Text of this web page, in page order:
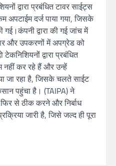
द्वारा प्रबंधित टावर साईट्स
अपटाईम दर्ज पाया गया, जिसके
द्वारा की गई जांच में
और उपकरणों में अपग्रेड को
द्वारा प्रबंधित
कर रहे हैं और उन्हें
जा रहा है, जिसके चलते साईट
पहुंचा है। (TAIPA) ने
से ठीक करने और निर्बाध
जारी है, जिसे जल्द ही पूरा